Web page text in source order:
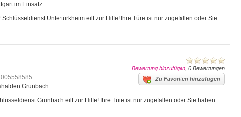
im Einsatz
Untertürkheim eilt zur Hilfe! Ihre Türe ist nur zugefallen oder Sie…
Bewertung hinzufügen , 0 Bewertungen
Zu Favoriten hinzufügen
Grunbach
Grunbach eilt zur Hilfe! Ihre Türe ist nur zugefallen oder Sie haben…